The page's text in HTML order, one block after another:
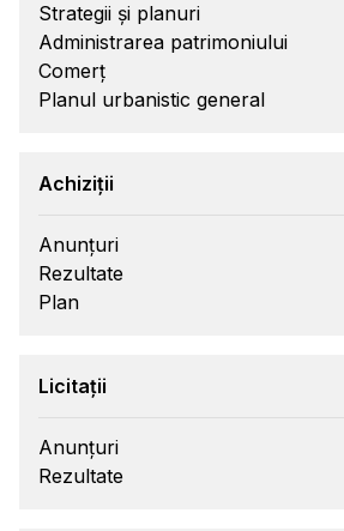
Strategii și planuri
Administrarea patrimoniului
Comerț
Planul urbanistic general
Achiziții
Anunțuri
Rezultate
Plan
Licitații
Anunțuri
Rezultate